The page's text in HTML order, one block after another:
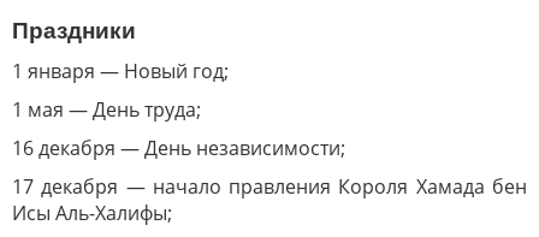
Праздники
1 января — Новый год;
1 мая — День труда;
16 декабря — День независимости;
17 декабря — начало правления Короля Хамада бен
Исы Аль-Халифы;